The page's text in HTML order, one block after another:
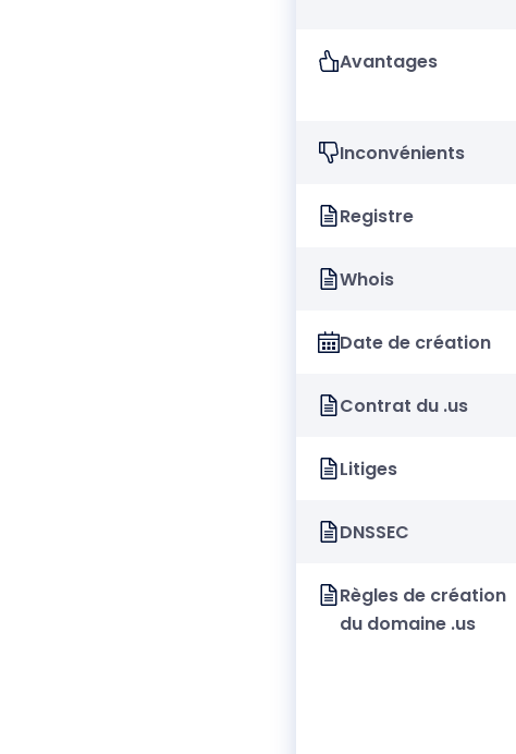
Avantages
Inconvénients
Registre
Whois
Date de création
Contrat du .us
Litiges
DNSSEC
Règles de création
du domaine .us